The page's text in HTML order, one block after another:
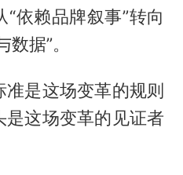
依赖品牌叙事”转向
据”。
是这场变革的规则
这场变革的见证者